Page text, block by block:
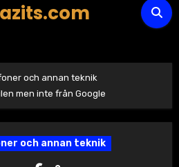
och annan teknik
men inte från Google
och annan teknik